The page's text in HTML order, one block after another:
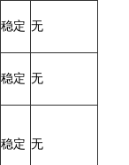
稳定 无
稳定 无
稳定 无